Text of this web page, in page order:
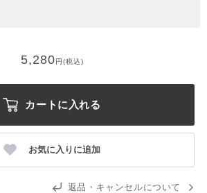
5,280円(税込)
カートに入れる
お気に入りに追加
返品・キャンセルについて